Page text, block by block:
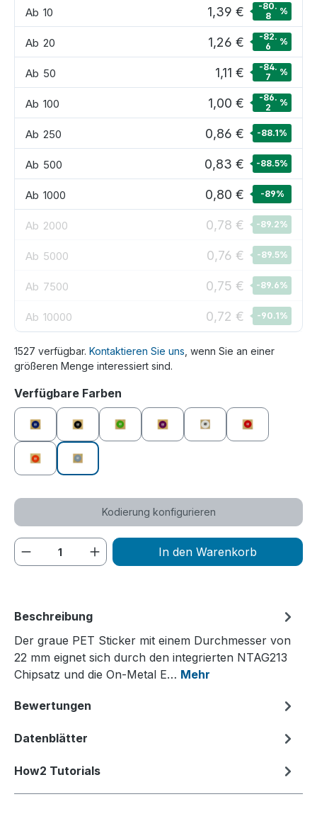
Ab 10 1,39 €
-80.
8
%
Ab 20 1,26 €
-82.
6
%
Ab 50 1,11 €
-84.
7
%
Ab 100 1,00 €
-86.
2
%
Ab 250 0,86 € -88.1%
Ab 500 0,83 € -88.5%
Ab 1000 0,80 € -89%
Ab 2000 0,78 € -89.2%
Ab 5000 0,76 € -89.5%
Ab 7500 0,75 € -89.6%
Ab 10000 0,72 € -90.1%
1527 verfügbar. Kontaktieren Sie uns , wenn Sie an einer
größeren Menge interessiert sind.
Verfügbare Farben
blau schwarz grün lila weiß rot
orange grau
Kodierung konfigurieren
Produkt Anzahl: Gib den gewünschten
In den Warenkorb
Beschreibung
Der graue PET Sticker mit einem Durchmesser von
22 mm eignet sich durch den integrierten NTAG213
Chipsatz und die On-Metal E… Mehr
Bewertungen
Datenblätter
How2 Tutorials